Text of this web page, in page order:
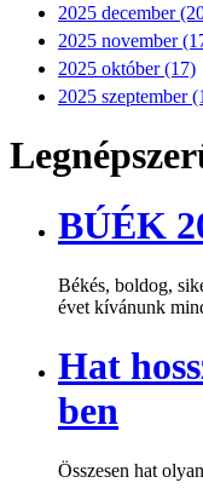
2025 december
2025 november
2025 október (17)
2025 szeptember
BÚÉK
Békés, boldog,
évet kívánunk
Hat
ben
Összesen hat